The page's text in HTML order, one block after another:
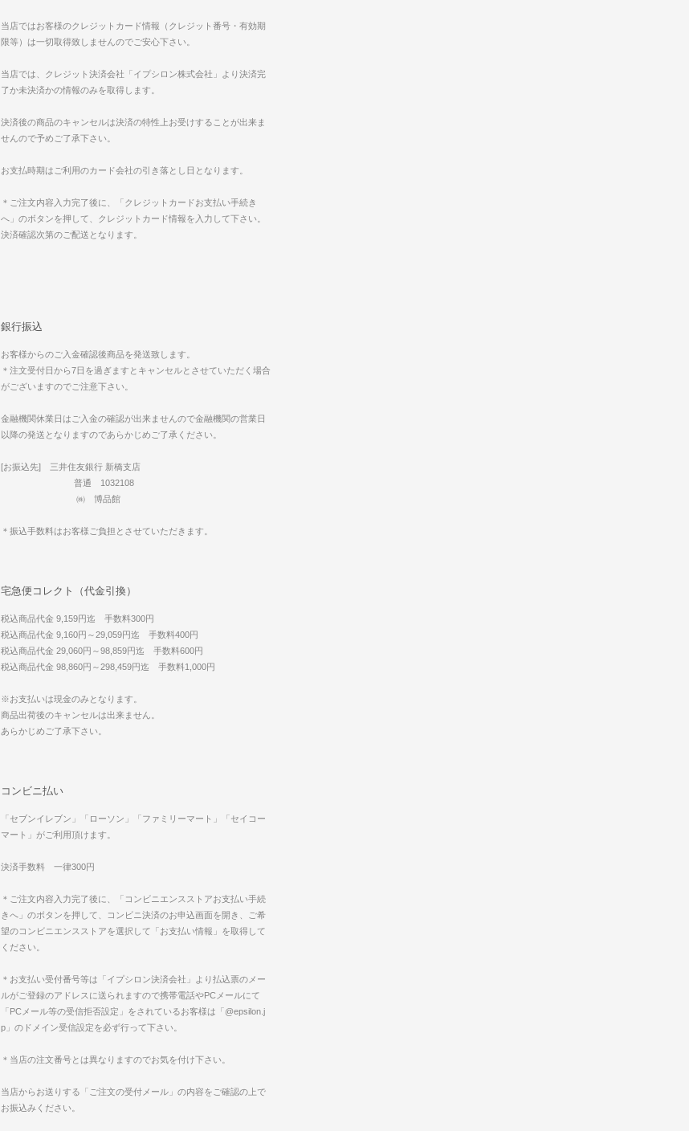
当店ではお客様のクレジットカード情報（クレジット番号・有効期
限等）は一切取得致しませんのでご安心下さい。
当店では、クレジット決済会社「イプシロン株式会社」より決済完
了か未決済かの情報のみを取得します。
決済後の商品のキャンセルは決済の特性上お受けすることが出来ま
せんので予めご了承下さい。
お支払時期はご利用のカード会社の引き落とし日となります。
＊ご注文内容入力完了後に、「クレジットカードお支払い手続き
へ」のボタンを押して、クレジットカード情報を入力して下さい。
決済確認次第のご配送となります。
銀行振込
お客様からのご入金確認後商品を発送致します。
＊注文受付日から7日を過ぎますとキャンセルとさせていただく場合
がございますのでご注意下さい。
金融機関休業日はご入金の確認が出来ませんので金融機関の営業日
以降の発送となりますのであらかじめご了承ください。
[お振込先] 三井住友銀行 新橋支店
普通 1032108
㈱ 博品館
＊振込手数料はお客様ご負担とさせていただきます。
宅急便コレクト（代金引換）
税込商品代金 9,159円迄 手数料300円
税込商品代金 9,160円～29,059円迄 手数料400円
税込商品代金 29,060円～98,859円迄 手数料600円
税込商品代金 98,860円～298,459円迄 手数料1,000円
※お支払いは現金のみとなります。
商品出荷後のキャンセルは出来ません。
あらかじめご了承下さい。
コンビニ払い
「セブンイレブン」「ローソン」「ファミリーマート」「セイコー
マート」がご利用頂けます。
決済手数料 一律300円
＊ご注文内容入力完了後に、「コンビニエンスストアお支払い手続
きへ」のボタンを押して、コンビニ決済のお申込画面を開き、ご希
望のコンビニエンスストアを選択して「お支払い情報」を取得して
ください。
＊お支払い受付番号等は「イプシロン決済会社」より払込票のメー
ルがご登録のアドレスに送られますので携帯電話やPCメールにて
「PCメール等の受信拒否設定」をされているお客様は「@epsilon.j
p」のドメイン受信設定を必ず行って下さい。
＊当店の注文番号とは異なりますのでお気を付け下さい。
当店からお送りする「ご注文の受付メール」の内容をご確認の上で
お振込みください。